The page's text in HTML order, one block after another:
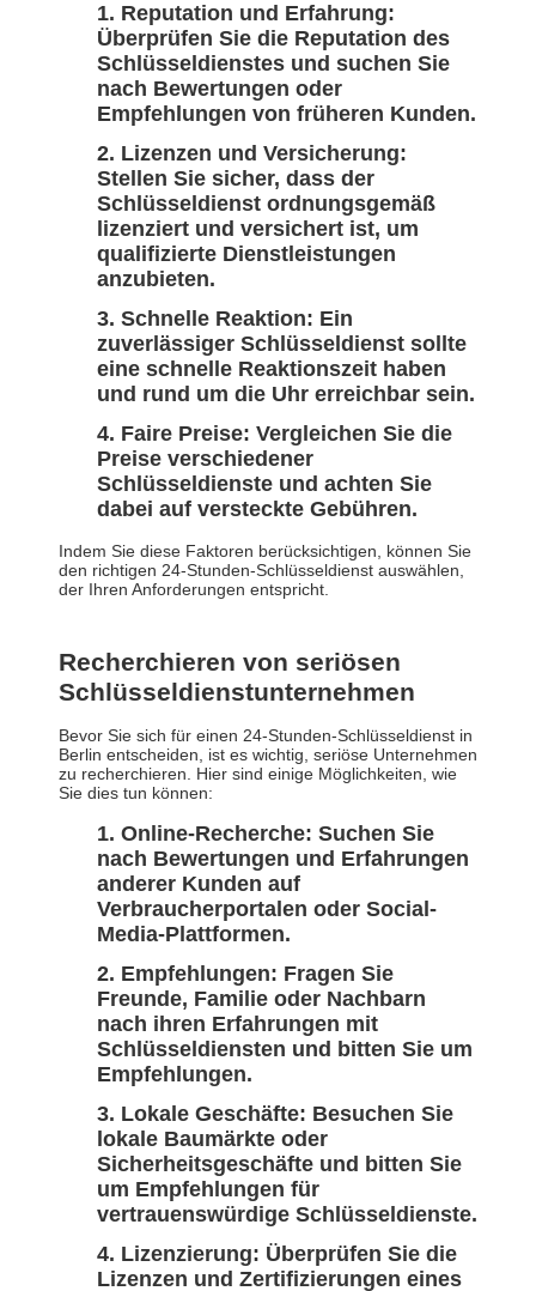
Reputation und Erfahrung:
Überprüfen Sie die Reputation des
Schlüsseldienstes und suchen Sie
nach Bewertungen oder
Empfehlungen von früheren Kunden.
Lizenzen und Versicherung:
Stellen Sie sicher, dass der
Schlüsseldienst ordnungsgemäß
lizenziert und versichert ist, um
qualifizierte Dienstleistungen
anzubieten.
Schnelle Reaktion: Ein
zuverlässiger Schlüsseldienst sollte
eine schnelle Reaktionszeit haben
und rund um die Uhr erreichbar sein.
Faire Preise: Vergleichen Sie die
Preise verschiedener
Schlüsseldienste und achten Sie
dabei auf versteckte Gebühren.
Indem Sie diese Faktoren berücksichtigen, können Sie
den richtigen 24-Stunden-Schlüsseldienst auswählen,
der Ihren Anforderungen entspricht.
Recherchieren von seriösen
Schlüsseldienstunternehmen
Bevor Sie sich für einen 24-Stunden-Schlüsseldienst in
Berlin entscheiden, ist es wichtig, seriöse Unternehmen
zu recherchieren. Hier sind einige Möglichkeiten, wie
Sie dies tun können:
Online-Recherche: Suchen Sie
nach Bewertungen und Erfahrungen
anderer Kunden auf
Verbraucherportalen oder Social-
Media-Plattformen.
Empfehlungen: Fragen Sie
Freunde, Familie oder Nachbarn
nach ihren Erfahrungen mit
Schlüsseldiensten und bitten Sie um
Empfehlungen.
Lokale Geschäfte: Besuchen Sie
lokale Baumärkte oder
Sicherheitsgeschäfte und bitten Sie
um Empfehlungen für
vertrauenswürdige Schlüsseldienste.
Lizenzierung: Überprüfen Sie die
Lizenzen und Zertifizierungen eines